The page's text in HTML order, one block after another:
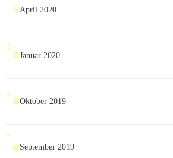
April 2020
Januar 2020
Oktober 2019
September 2019